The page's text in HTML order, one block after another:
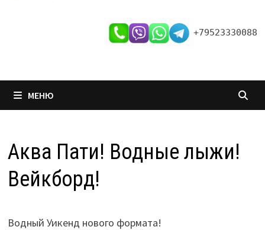
+79523330088
МЕНЮ
Аква Пати! Водные лыжи!
Вейкборд!
Водный Уикенд нового формата!